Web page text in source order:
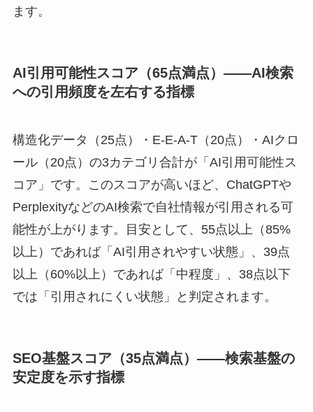
ます。
AI引用可能性スコア（65点満点）——AI検索
への引用頻度を左右する指標
構造化データ（25点）・E-E-A-T（20点）・AIクロ
ール（20点）の3カテゴリ合計が「AI引用可能性ス
コア」です。このスコアが高いほど、ChatGPTや
PerplexityなどのAI検索で自社情報が引用される可
能性が上がります。目安として、55点以上（85%
以上）であれば「AI引用されやすい状態」、39点
以上（60%以上）であれば「中程度」、38点以下
では「引用されにくい状態」と判定されます。
SEO基盤スコア（35点満点）——検索基盤の
安定度を示す指標